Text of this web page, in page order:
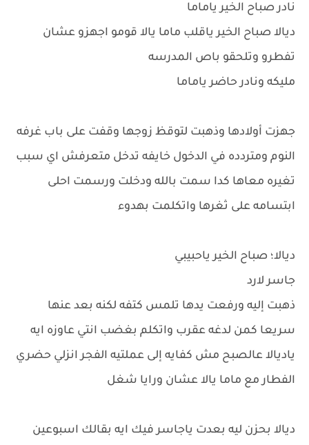
نادر صباح الخير ياماما
ديالا صباح الخير ياقلب ماما يالا قومو اجهزو عشان
تفطرو وتلحقو باص المدرسه
مليكه ونادر حاضر ياماما
جهزت أولادها وذهبت لتوقظ زوجها وقفت على باب غرفه
النوم ومتردده في الدخول خايفه تدخل متعرفش اي سبب
تغيره معاها كدا سمت بالله ودخلت ورسمت احلى
ابتسامه على ثغرها واتكلمت بهدوء
ديالا؛ صباح الخير ياحبيبي
جاسر لارد
ذهبت إليه ورفعت يدها تلمس كتفه لكنه بعد عنها
سريعا كمن لدغه عقرب واتكلم بغضب انتي عاوزه ايه
ياديالا عالصبح مش كفايه إلى عملتيه الفجر انزلي حضري
الفطار مع ماما يالا عشان ورايا شغل
ديالا بحزن ليه بعدت ياجاسر فيك ايه بقالك اسبوعين